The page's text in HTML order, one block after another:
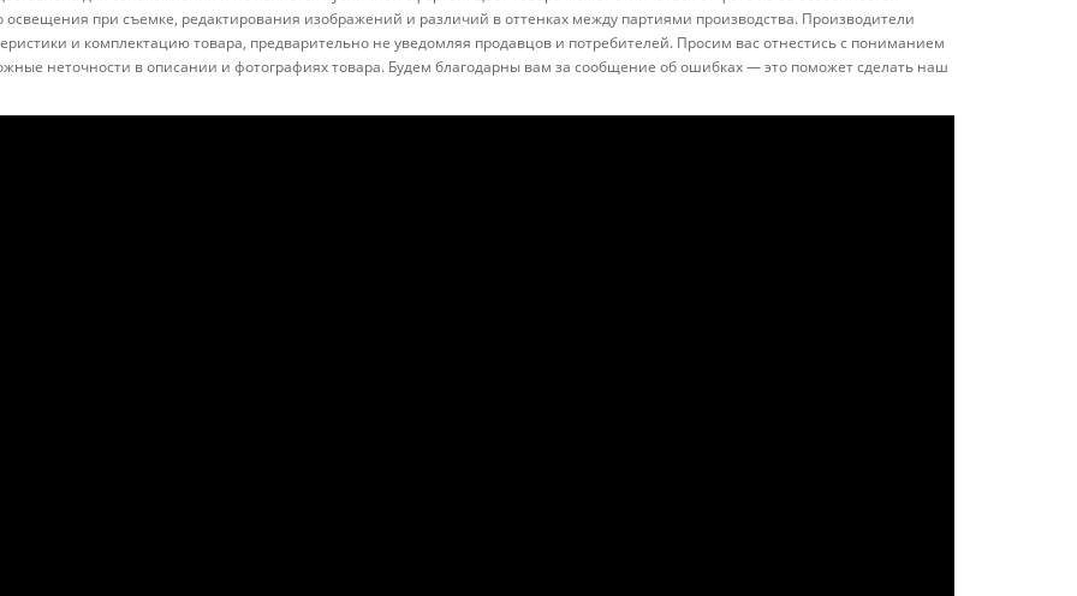
освещения при съемке, редактирования изображений и различий в оттенках между партиями производства. Производители
и комплектацию товара, предварительно не уведомляя продавцов и потребителей. Просим вас отнестись с пониманием
неточности в описании и фотографиях товара. Будем благодарны вам за сообщение об ошибках — это поможет сделать наш